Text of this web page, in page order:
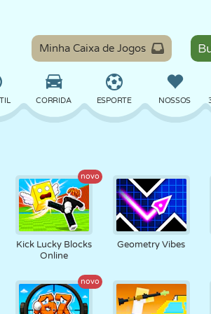
Minha Caixa de Jogos
CORRIDA ESPORTE NOSSOS
DIRIGIR EDUCACIONAL ESCAPE
novo
Kick Lucky Blocks
Online
Geometry Vibes
novo